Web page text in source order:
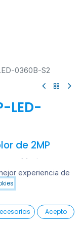
0
Wishlist Account
0360B-S2
LED-
de 2MP
Monitoreo a
Lente fija de 2.8
TVI conmutables.
y alimentación de
experiencia de
Acepto